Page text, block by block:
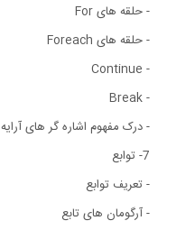
- حلقه های For
- حلقه های Foreach
- Continue
- Break
- درک مفهوم اشاره گر های آرایه
7- توابع
- تعریف توابع
- آرگومان های تابع